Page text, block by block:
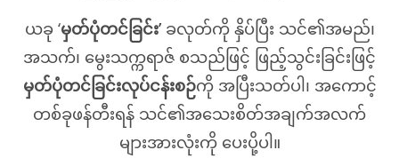
ယခု ‘မှတ်ပုံတင်ခြင်း’ခလုတ်ကို နှိပ်ပြီး သင်၏အမည်၊
အသက်၊ မွေးသက္ကရာဇ် စသည်ဖြင့် ဖြည့်သွင်းခြင်းဖြင့်
မှတ်ပုံတင်ခြင်းလုပ်ငန်းစဉ်ကို အပြီးသတ်ပါ၊ အကောင့်
တစ်ခုဖန်တီးရန် သင်၏အသေးစိတ်အချက်အလက်
များအားလုံးကို ပေးပို့ပါ။